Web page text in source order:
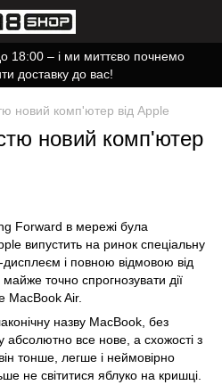
– і ми миттєво почнемо
доставку до вас!
новий комп'ютер від Apple
новий комп'ютер
Forward в мережі була
випустить на ринок спеціальну
і повною відмовою від
точно спрогнозувати дії
MacBook Air.
назву MacBook, без
абсолютно все нове, а схожості з
тонше, легше і неймовірно
не світитися яблуко на кришці.